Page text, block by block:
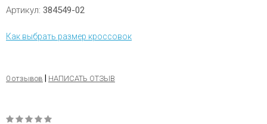
Артикул: 384549-02
Как выбрать размер кроссовок
0 отзывов НАПИСАТЬ ОТЗЫВ